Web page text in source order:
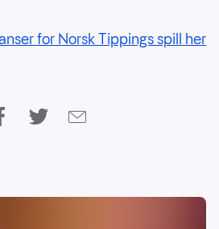
for Norsk Tippings spill her